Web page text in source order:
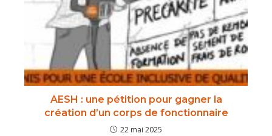
AESH : une pétition pour gagner la
création d’un corps de fonctionnaire
22 mai 2025